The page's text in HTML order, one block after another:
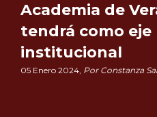
Academia de
tendrá como eje
institucional
05 Enero 2024, Por Constanza